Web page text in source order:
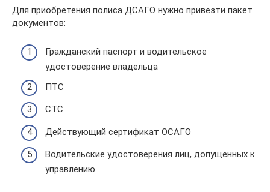
Для приобретения полиса ДСАГО нужно привезти пакет
документов:
Гражданский паспорт и водительское
удостоверение владельца
ПТС
СТС
Действующий сертификат ОСАГО
Водительские удостоверения лиц, допущенных к
управлению